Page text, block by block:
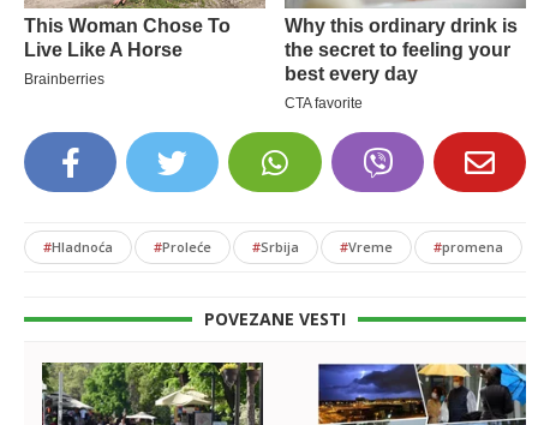
#Hladnoća #Proleće #Srbija #Vreme #promena
POVEZANE VESTI